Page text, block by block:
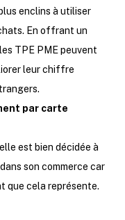
enclins à utiliser
En offrant un
TPE PME peuvent
leur chiffre
par carte
est bien décidée à
son commerce car
que cela représente.